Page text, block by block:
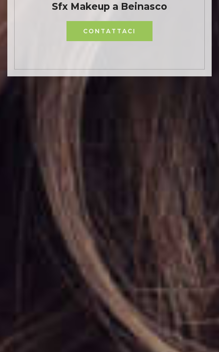
Sfx Makeup a Beinasco
CONTATTACI